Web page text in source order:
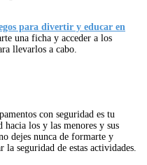
para divertir y educar en
una ficha y acceder a los
llevarlos a cabo.
con seguridad es tu
los y las menores y sus
dejes nunca de formarte y
seguridad de estas actividades.